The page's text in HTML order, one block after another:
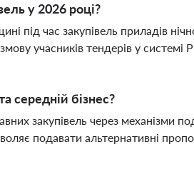
у 2026 році?
час закупівель приладів
учасників тендерів у
середній бізнес?
закупівель через механізми
подавати альтернативні